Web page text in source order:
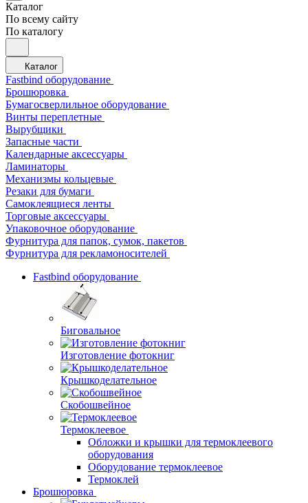
Каталог
По всему сайту
По каталогу
Каталог
Fastbind оборудование
Брошюровка
Бумагосверлильное оборудование
Винты переплетные
Вырубщики
Запасные части
Календарные аксессуары
Ламинаторы
Механизмы кольцевые
Резаки для бумаги
Самоклеящиеся ленты
Торговые аксессуары
Упаковочное оборудование
Фурнитура для папок, сумок, пакетов
Фурнитура для рекламоносителей
Fastbind оборудование
Биговальное
Изготовление фотокниг
Крышкоделательное
Скобошвейное
Термоклеевое
Обложки и крышки для термоклеевого
оборудования
Оборудование термоклеевое
Термоклей
Брошюровка